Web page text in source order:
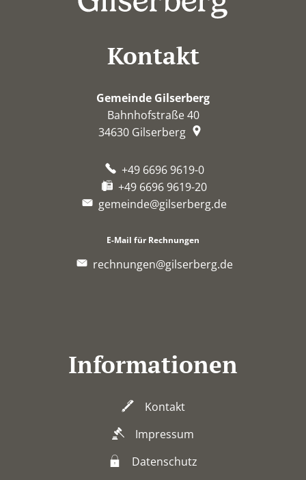
Kontakt
Gemeinde Gilserberg
Bahnhofstraße 40
34630 Gilserberg
+49 6696 9619-0
+49 6696 9619-20
gemeinde@gilserberg.de
E-Mail für Rechnungen
rechnungen@gilserberg.de
Informationen
Kontakt
Impressum
Datenschutz